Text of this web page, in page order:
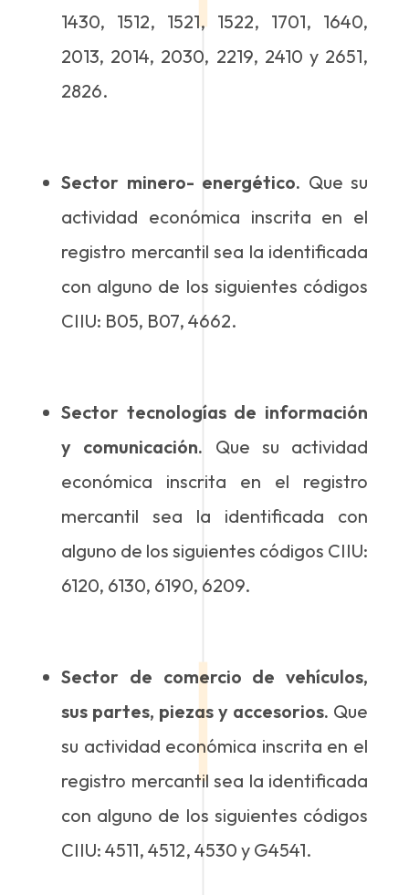
1430, 1512, 1521, 1522, 1701, 1640,
2013, 2014, 2030, 2219, 2410 y 2651,
2826.
Sector minero- energético. Que su
actividad económica inscrita en el
registro mercantil sea la identificada
con alguno de los siguientes códigos
CIIU: B05, B07, 4662.
Sector tecnologías de información
y comunicación. Que su actividad
económica inscrita en el registro
mercantil sea la identificada con
alguno de los siguientes códigos CIIU:
6120, 6130, 6190, 6209.
Sector de comercio de vehículos,
sus partes, piezas y accesorios. Que
su actividad económica inscrita en el
registro mercantil sea la identificada
con alguno de los siguientes códigos
CIIU: 4511, 4512, 4530 y G4541.